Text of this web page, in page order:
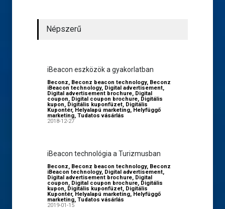
Népszerű
iBeacon eszközök a gyakorlatban
Beconz, Beconz beacon technology, Beconz
iBeacon technology, Digital advertisement,
Digital advertisement brochure, Digital
coupon, Digital coupon brochure, Digitális
kupon, Digitális kuponfüzet, Digitális
Kupontér, Helyalapú marketing, Helyfüggő
marketing, Tudatos vásárlás
2018-12-27
iBeacon technológia a Turizmusban
Beconz, Beconz beacon technology, Beconz
iBeacon technology, Digital advertisement,
Digital advertisement brochure, Digital
coupon, Digital coupon brochure, Digitális
kupon, Digitális kuponfüzet, Digitális
Kupontér, Helyalapú marketing, Helyfüggő
marketing, Tudatos vásárlás
2019-01-15